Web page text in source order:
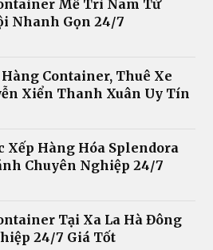
Mễ Trì Nam Từ
Nhanh Gọn 24/7
Container, Thuê Xe
Xiển Thanh Xuân Uy Tín
Xếp Hàng Hóa Splendora
Chuyên Nghiệp 24/7
Tại Xa La Hà Đông
24/7 Giá Tốt